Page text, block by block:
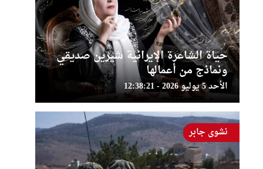
حياة الشاعرة الإيرانية شيرين صديقي
ونماذج من أعمالها
الأحد 5 يوليو 2026 - 12:38:21
نشوى جابر